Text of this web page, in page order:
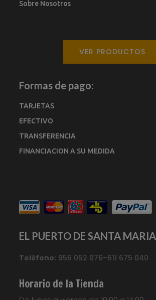
Sobre Nosotros
VER PRODUCTOS
Formas de pago:
TARJETAS
EFECTIVO
TRANSFERENCIA
FINANCIACION A SU MEDIDA
EL PUERTO DE SANTA MARIA
Teléfono: 956 052 076–611 675 040
Horario de la Tienda